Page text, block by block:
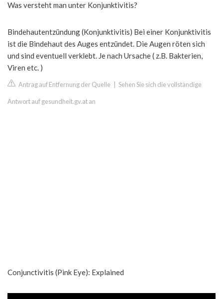
Was versteht man unter Konjunktivitis?
Bindehautentzündung (Konjunktivitis) Bei einer Konjunktivitis
ist die Bindehaut des Auges entzündet. Die Augen röten sich
und sind eventuell verklebt. Je nach Ursache ( z.B. Bakterien,
Viren etc. )
Antrag auf Entfernung der Quelle Sehen Sie sich die vollständige
Antwort auf gesundheit.gv.at an
Conjunctivitis (Pink Eye): Explained